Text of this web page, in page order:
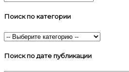
Поиск по категории
Поиск по дате публикации